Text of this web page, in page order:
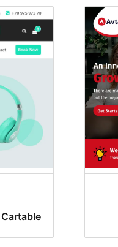
Cartable